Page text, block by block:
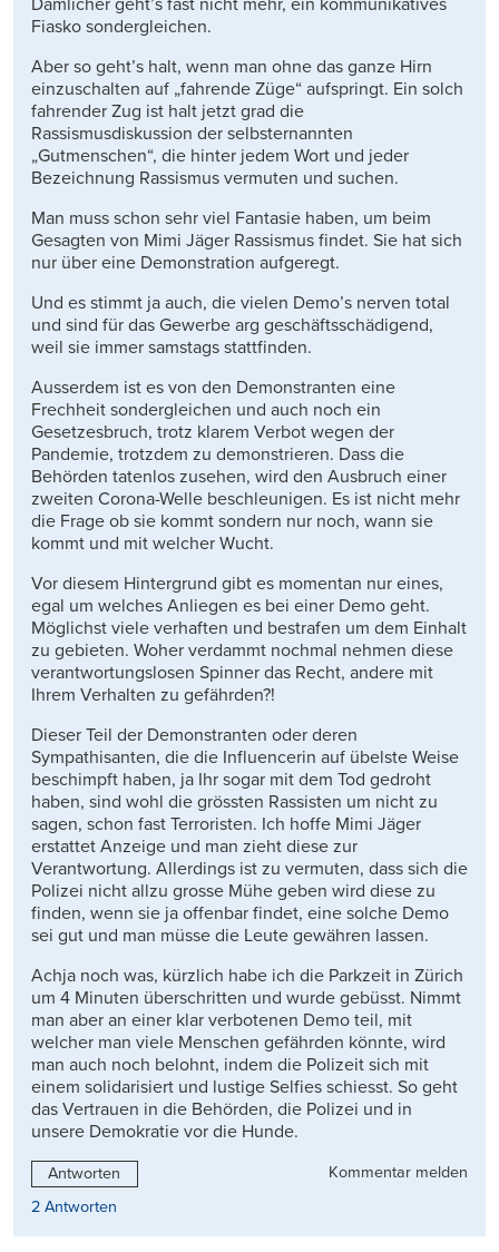
Dämlicher geht’s fast nicht mehr, ein kommunikatives
Fiasko sondergleichen.
Aber so geht’s halt, wenn man ohne das ganze Hirn
einzuschalten auf „fahrende Züge“ aufspringt. Ein solch
fahrender Zug ist halt jetzt grad die
Rassismusdiskussion der selbsternannten
„Gutmenschen“, die hinter jedem Wort und jeder
Bezeichnung Rassismus vermuten und suchen.
Man muss schon sehr viel Fantasie haben, um beim
Gesagten von Mimi Jäger Rassismus findet. Sie hat sich
nur über eine Demonstration aufgeregt.
Und es stimmt ja auch, die vielen Demo’s nerven total
und sind für das Gewerbe arg geschäftsschädigend,
weil sie immer samstags stattfinden.
Ausserdem ist es von den Demonstranten eine
Frechheit sondergleichen und auch noch ein
Gesetzesbruch, trotz klarem Verbot wegen der
Pandemie, trotzdem zu demonstrieren. Dass die
Behörden tatenlos zusehen, wird den Ausbruch einer
zweiten Corona-Welle beschleunigen. Es ist nicht mehr
die Frage ob sie kommt sondern nur noch, wann sie
kommt und mit welcher Wucht.
Vor diesem Hintergrund gibt es momentan nur eines,
egal um welches Anliegen es bei einer Demo geht.
Möglichst viele verhaften und bestrafen um dem Einhalt
zu gebieten. Woher verdammt nochmal nehmen diese
verantwortungslosen Spinner das Recht, andere mit
Ihrem Verhalten zu gefährden?!
Dieser Teil der Demonstranten oder deren
Sympathisanten, die die Influencerin auf übelste Weise
beschimpft haben, ja Ihr sogar mit dem Tod gedroht
haben, sind wohl die grössten Rassisten um nicht zu
sagen, schon fast Terroristen. Ich hoffe Mimi Jäger
erstattet Anzeige und man zieht diese zur
Verantwortung. Allerdings ist zu vermuten, dass sich die
Polizei nicht allzu grosse Mühe geben wird diese zu
finden, wenn sie ja offenbar findet, eine solche Demo
sei gut und man müsse die Leute gewähren lassen.
Achja noch was, kürzlich habe ich die Parkzeit in Zürich
um 4 Minuten überschritten und wurde gebüsst. Nimmt
man aber an einer klar verbotenen Demo teil, mit
welcher man viele Menschen gefährden könnte, wird
man auch noch belohnt, indem die Polizeit sich mit
einem solidarisiert und lustige Selfies schiesst. So geht
das Vertrauen in die Behörden, die Polizei und in
unsere Demokratie vor die Hunde.
Antworten
Kommentar melden
2 Antworten